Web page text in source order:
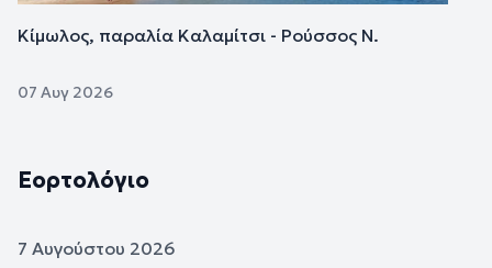
Κίμωλος, παραλία Καλαμίτσι - Ρούσσος Ν.
07 Αυγ 2026
Εορτολόγιο
7 Αυγούστου 2026